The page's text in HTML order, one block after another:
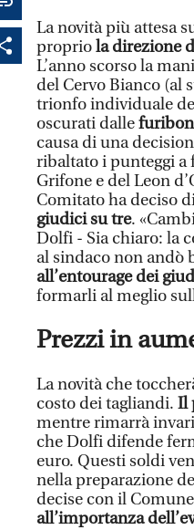
La novità più attesa
propriola direzione
L’anno scorso la
del Cervo Bianco (al
trionfo individuale
oscurati dalle
causa di una
ribaltato i punteggi a
Grifone e del Leon
Comitato ha deciso
giudici su tre.
Dolfi - Sia chiaro: la
al sindaco non andò
all’entourage dei
formarli al meglio
Prezzi in
La novità che
costo dei tagliandi. Il
mentre rimarrà
che Dolfi difende
euro. Questi soldi
nella preparazione
decise con il
all’importanza